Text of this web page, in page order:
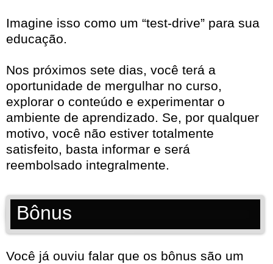
Imagine isso como um “test-drive” para sua
educação.
Nos próximos sete dias, você terá a
oportunidade de mergulhar no curso,
explorar o conteúdo e experimentar o
ambiente de aprendizado. Se, por qualquer
motivo, você não estiver totalmente
satisfeito, basta informar e será
reembolsado integralmente.
Bônus
Você já ouviu falar que os bônus são um